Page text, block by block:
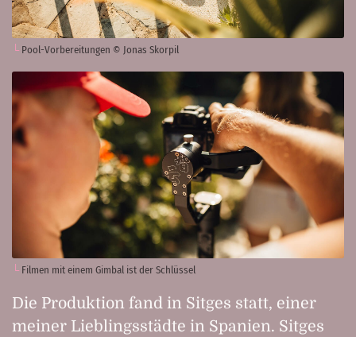
Pool-Vorbereitungen © Jonas Skorpil
Filmen mit einem Gimbal ist der Schlüssel
Die Produktion fand in Sitges statt, einer
meiner Lieblingsstädte in Spanien. Sitges